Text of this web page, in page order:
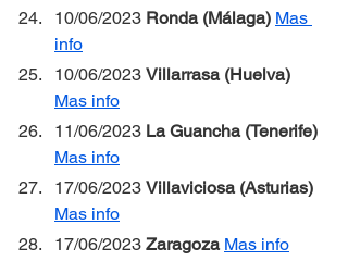
10/06/2023 Ronda (Málaga) Mas
info
10/06/2023 Villarrasa (Huelva)
Mas info
11/06/2023 La Guancha (Tenerife)
Mas info
17/06/2023 Villaviciosa (Asturias)
Mas info
17/06/2023 Zaragoza Mas info